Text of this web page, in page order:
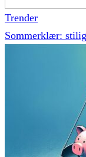
Trender
Sommerklær: